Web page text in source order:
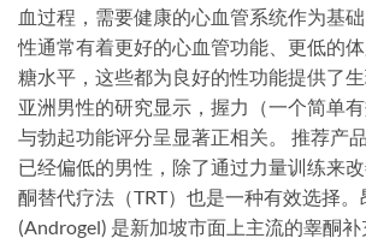
血过程，需要健康的心血管系统作为基
性通常有着更好的心血管功能、更低的
糖水平，这些都为良好的性功能提供了
亚洲男性的研究显示，握力（一个简单有
与勃起功能评分呈显著正相关。 推荐产
已经偏低的男性，除了通过力量训练来
酮替代疗法（TRT）也是一种有效选择
(Androgel) 是新加坡市面上主流的睾酮